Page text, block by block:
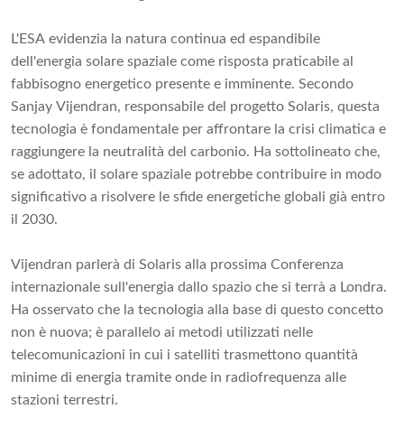
L'ESA evidenzia la natura continua ed espandibile
dell'energia solare spaziale come risposta praticabile al
fabbisogno energetico presente e imminente. Secondo
Sanjay Vijendran, responsabile del progetto Solaris, questa
tecnologia è fondamentale per affrontare la crisi climatica e
raggiungere la neutralità del carbonio. Ha sottolineato che,
se adottato, il solare spaziale potrebbe contribuire in modo
significativo a risolvere le sfide energetiche globali già entro
il 2030.
Vijendran parlerà di Solaris alla prossima Conferenza
internazionale sull'energia dallo spazio che si terrà a Londra.
Ha osservato che la tecnologia alla base di questo concetto
non è nuova; è parallelo ai metodi utilizzati nelle
telecomunicazioni in cui i satelliti trasmettono quantità
minime di energia tramite onde in radiofrequenza alle
stazioni terrestri.